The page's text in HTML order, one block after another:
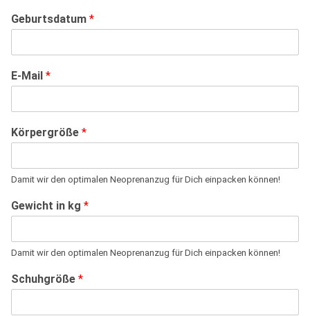
Geburtsdatum *
E-Mail *
Körpergröße *
Damit wir den optimalen Neoprenanzug für Dich einpacken können!
Gewicht in kg *
Damit wir den optimalen Neoprenanzug für Dich einpacken können!
Schuhgröße *